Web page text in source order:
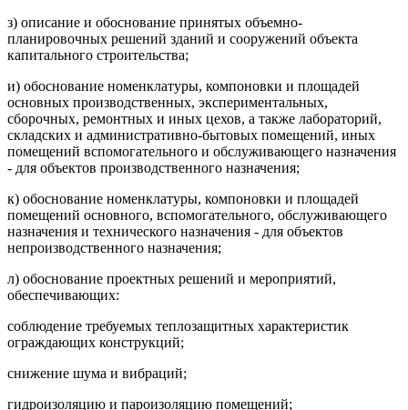
з) описание и обоснование принятых объемно-
планировочных решений зданий и сооружений объекта
капитального строительства;
и) обоснование номенклатуры, компоновки и площадей
основных производственных, экспериментальных,
сборочных, ремонтных и иных цехов, а также лабораторий,
складских и административно-бытовых помещений, иных
помещений вспомогательного и обслуживающего назначения
- для объектов производственного назначения;
к) обоснование номенклатуры, компоновки и площадей
помещений основного, вспомогательного, обслуживающего
назначения и технического назначения - для объектов
непроизводственного назначения;
л) обоснование проектных решений и мероприятий,
обеспечивающих:
соблюдение требуемых теплозащитных характеристик
ограждающих конструкций;
снижение шума и вибраций;
гидроизоляцию и пароизоляцию помещений;